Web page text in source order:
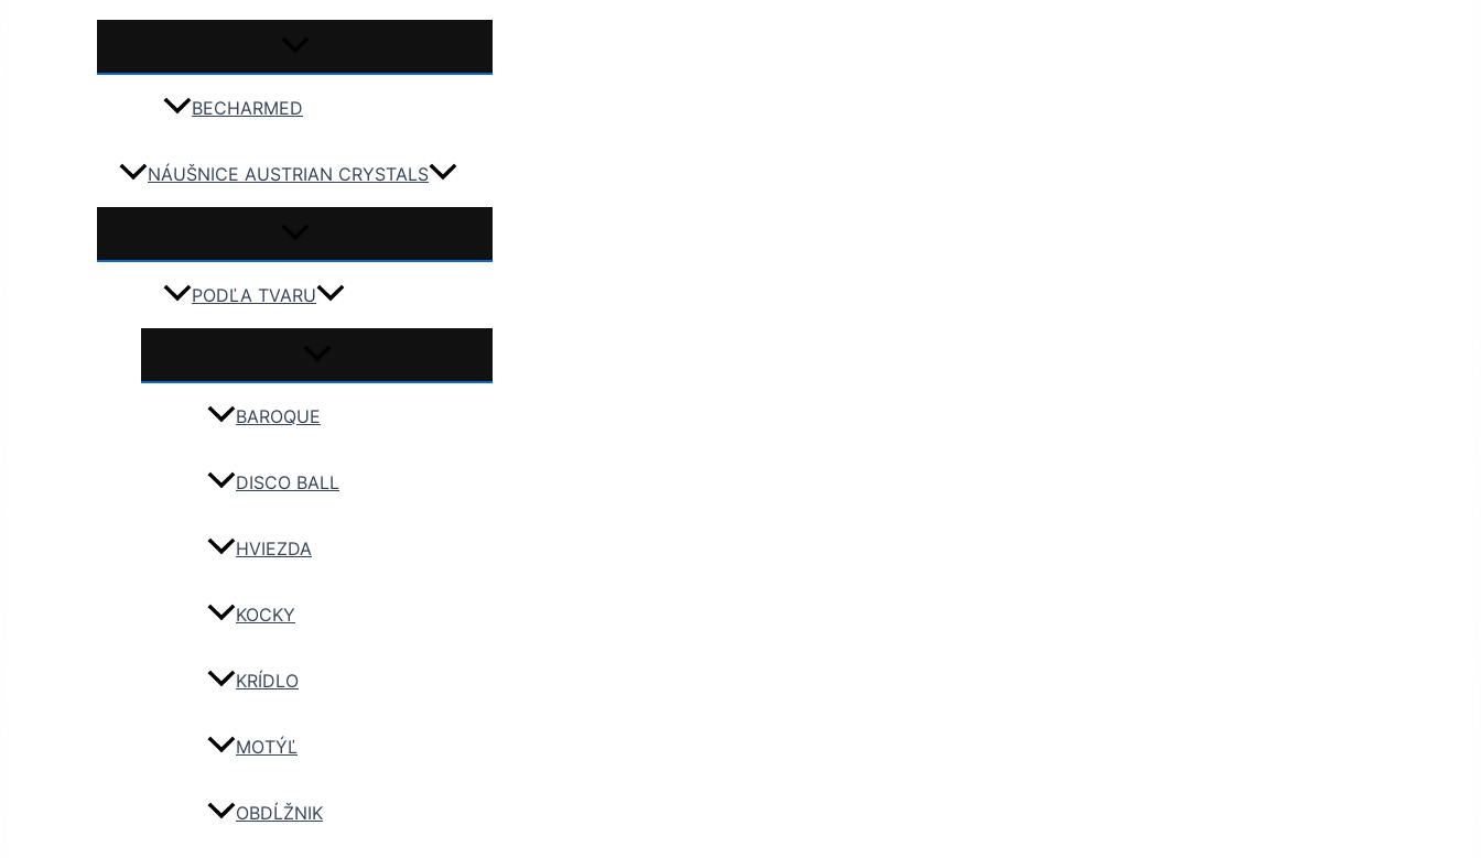
BECHARMED
NÁUŠNICE AUSTRIAN CRYSTALS
PODĽA TVARU
BAROQUE
DISCO BALL
HVIEZDA
KOCKY
KRÍDLO
MOTÝĽ
OBDĹŽNIK